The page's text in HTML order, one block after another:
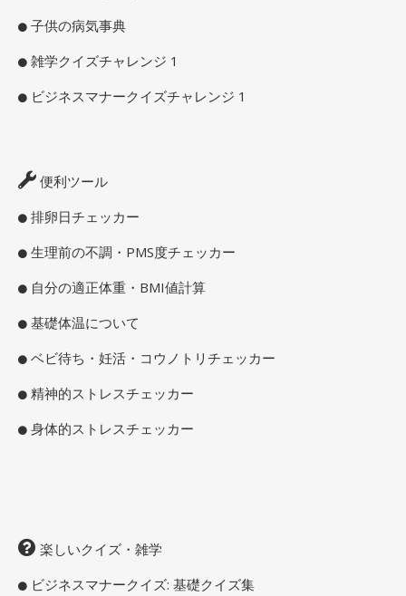
子供の病気事典
雑学クイズチャレンジ 1
ビジネスマナークイズチャレンジ 1
便利ツール
排卵日チェッカー
生理前の不調・PMS度チェッカー
自分の適正体重・BMI値計算
基礎体温について
ベビ待ち・妊活・コウノトリチェッカー
精神的ストレスチェッカー
身体的ストレスチェッカー
楽しいクイズ・雑学
ビジネスマナークイズ: 基礎クイズ集